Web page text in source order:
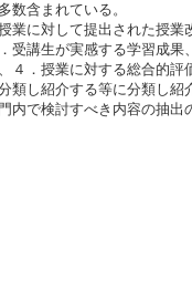
数含まれている。
業に対して提出された授業
受講生が実感する学習成
４．授業に対する総合的
類し紹介する等に分類し紹
内で検討すべき内容の抽出